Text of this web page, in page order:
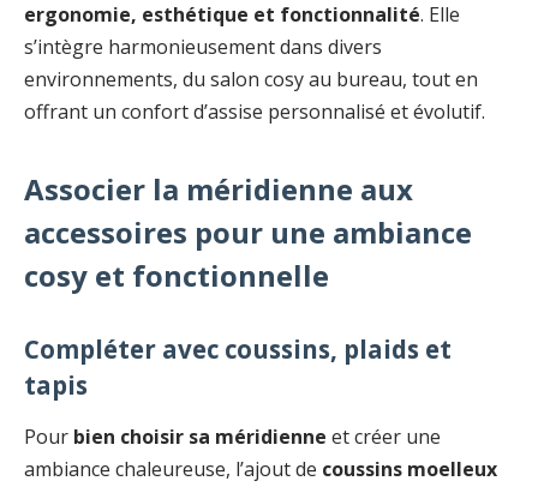
ergonomie, esthétique et fonctionnalité. Elle
s’intègre harmonieusement dans divers
environnements, du salon cosy au bureau, tout en
offrant un confort d’assise personnalisé et évolutif.
Associer la méridienne aux
accessoires pour une ambiance
cosy et fonctionnelle
Compléter avec coussins, plaids et
tapis
Pour bien choisir sa méridienne et créer une
ambiance chaleureuse, l’ajout de coussins moelleux